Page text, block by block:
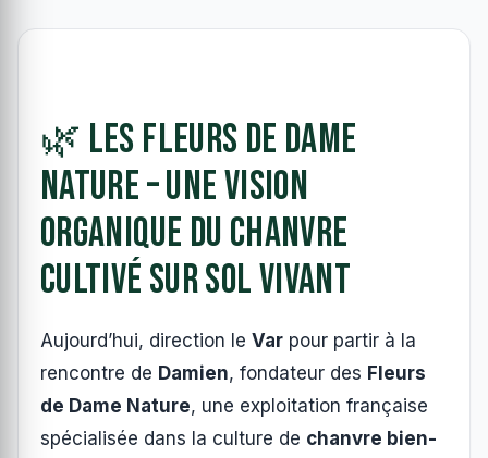
🌿 Les Fleurs de Dame
Nature – Une vision
organique du chanvre
cultivé sur sol vivant
Aujourd’hui, direction le Var pour partir à la
rencontre de Damien, fondateur des Fleurs
de Dame Nature, une exploitation française
spécialisée dans la culture de chanvre bien-